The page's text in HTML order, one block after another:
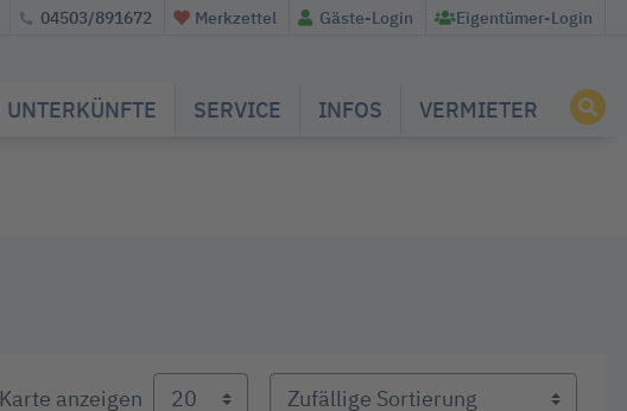
04503/891672 Merkzettel Gäste-Login Eigentümer-Login
UNTERKÜNFTE SERVICE INFOS VERMIETER
Karte anzeigen